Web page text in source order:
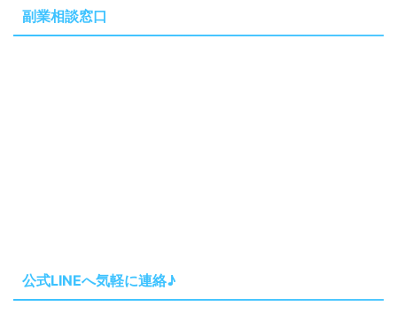
副業相談窓口
公式LINEへ気軽に連絡♪